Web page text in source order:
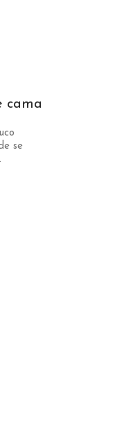
cama
se